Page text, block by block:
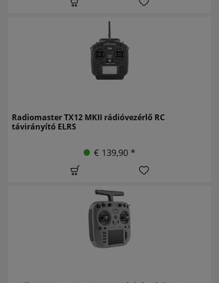
Radiomaster TX12 MKII rádióvezérlő RC
távirányító ELRS
€ 139,90 *